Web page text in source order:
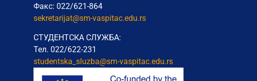
Факс: 022/621-864
sekretarijat@sm-vaspitac.edu.rs
СТУДЕНТСКА СЛУЖБА:
Тел. 022/622-231
studentska_sluzba@sm-vaspitac.edu.rs